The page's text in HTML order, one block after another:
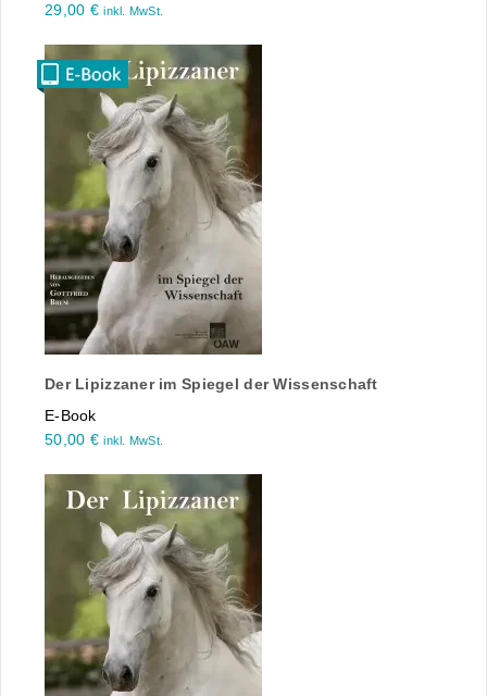
29,00 € inkl. MwSt.
Der Lipizzaner im Spiegel der Wissenschaft
E-Book
50,00 € inkl. MwSt.